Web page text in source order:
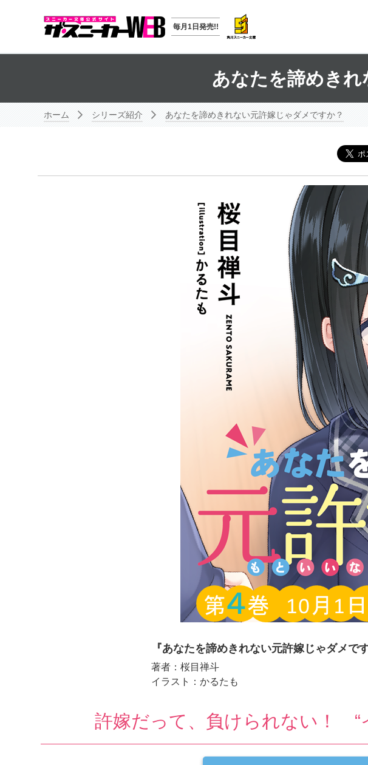
毎月1日発売!!
あなたを諦めきれ
ホーム シリーズ紹介 あなたを諦めきれない元許嫁じゃダメですか？
『あなたを諦めきれない元許嫁じゃダメです
著者：桜目禅斗
イラスト：かるたも
許嫁だって、負けられない！ “